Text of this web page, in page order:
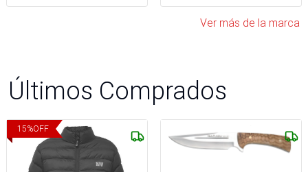
Ver más de la marca
Últimos Comprados
15%OFF